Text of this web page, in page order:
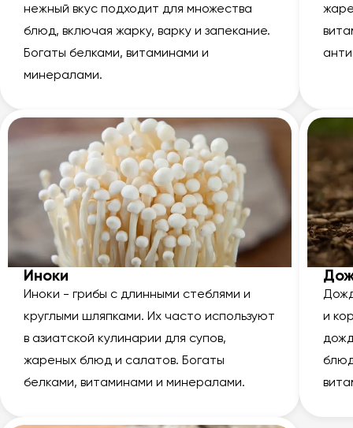
нежный вкус подходит для множества
блюд, включая жарку, варку и запекание.
Богаты белками, витаминами и
минералами.
Иноки
Иноки - грибы с длинными стеблями и
круглыми шляпками. Их часто используют
в азиатской кулинарии для супов,
жареных блюд и салатов. Богаты
белками, витаминами и минералами.
и